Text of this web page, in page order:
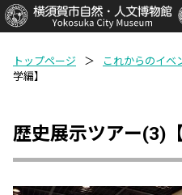
トップページ ＞ これからのイベ
学編】
歴史展示ツアー(3)